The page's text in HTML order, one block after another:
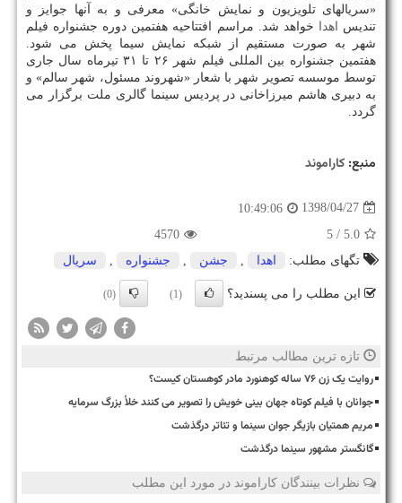
«سریالهای تلویزیون و نمایش خانگی» معرفی و به آنها جوایز و
تندیس
اهدا
خواهد شد. مراسم افتتاحیه هفتمین دوره جشنواره فیلم
شهر به صورت مستقیم از شبكه نمایش سیما پخش می شود.
هفتمین جشنواره بین المللی فیلم شهر ۲۶ تا ۳۱ تیرماه سال جاری
توسط موسسه تصویر شهر با شعار «شهروند مسئول، شهر سالم» و
به دبیری هاشم میرزاخانی در پردیس سینما گالری ملت برگزار می
گردد.
منبع: كاراموند
1398/04/27
10:49:06
5.0
/ 5
4570
تگهای مطلب:
اهدا , جشن , جشنواره , سریال
این مطلب را می پسندید؟ (1)
(0)
تازه ترین مطالب مرتبط
روایت یک زن ۷۶ ساله کوهنورد مادر کوهستان کیست؟
جوانان با فیلم کوتاه جهان بینی خویش را تصویر می کنند خلأ بزرگ سرمایه
مریم همتیان بازیگر جوان سینما و تئاتر درگذشت
گانگستر مشهور سینما درگذشت
نظرات بینندگان کاراموند در مورد این مطلب